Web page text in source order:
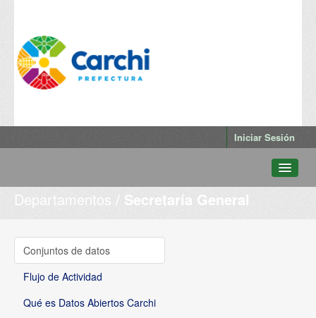
Iniciar Sesión
Conjuntos de datos
Grupos
Qué es Datos Abiertos Carchi
Departamentos Secretaría General
Conjuntos de datos
Flujo de Actividad
Qué es Datos Abiertos Carchi